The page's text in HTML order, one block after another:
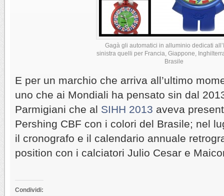
Gagà gli automatici in alluminio dedicati
sinistra quelli per Francia, Giappone,
Brasile
E per un marchio che arriva all’ultimo
uno che ai Mondiali ha pensato sin dal
Parmigiani che al SIHH 2013 aveva
Pershing CBF con i colori del Brasile; nel
il cronografo e il calendario annuale
position con i calciatori Julio Cesar e
Condividi: